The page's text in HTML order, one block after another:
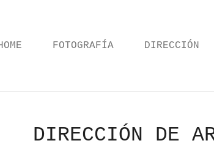
FOTOGRAFÍA DIRECCIÓN
DIRECCIÓN DE